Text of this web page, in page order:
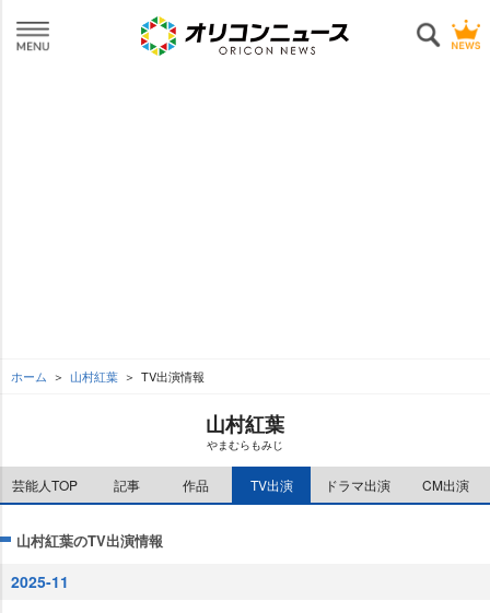
ホーム 山村紅葉 TV出演情報
山村紅葉
まむらもみじ
芸能人TOP 記事 作品 TV出演 ドラマ出演 CM出演
山村紅葉のTV出演情報
2025-11